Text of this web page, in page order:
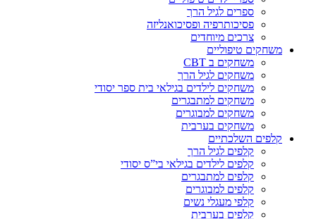
ספרים לגיל הרך
פסיכותרפיה ופסיכואנליזה
צרכים מיוחדים
משחקים טיפוליים
משחקים ב CBT
משחקים לגיל הרך
משחקים לילדים בגילאי בית ספר יסודי
משחקים למתבגרים
משחקים למבוגרים
משחקים בערבית
קלפים השלכתיים
קלפים לגיל הרך
קלפים לילדים בגילאי בי”ס יסודי
קלפים למתבגרים
קלפים למבוגרים
קלפי מעגלי נשים
קלפים בערבית